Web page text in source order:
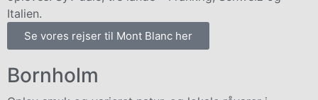
Italien.
Se vores rejser til Mont Blanc her
Bornholm